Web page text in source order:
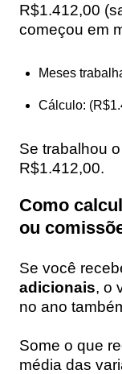
R$1.412,00
começou em
Meses
Cálculo:
Se trabalhou
R$1.412,00.
Como
ou
Se você
adicionais, o
no ano
Some o que
média das